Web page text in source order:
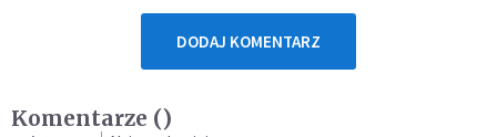
DODAJ KOMENTARZ
Komentarze ()